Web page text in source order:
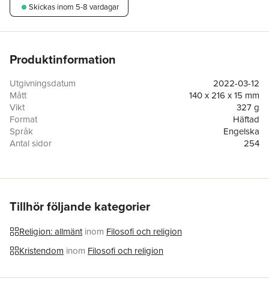
Skickas inom 5-8 vardagar
Produktinformation
Utgivningsdatum
2022-03-12
Mått
140 x 216 x 15 mm
Vikt
327 g
Format
Häftad
Språk
Engelska
Antal sidor
254
Översättare
James R. Wetmore, James R. Wetmore
Tillhör följande kategorier
Religion: allmänt inom Filosofi och religion
Kristendom inom Filosofi och religion